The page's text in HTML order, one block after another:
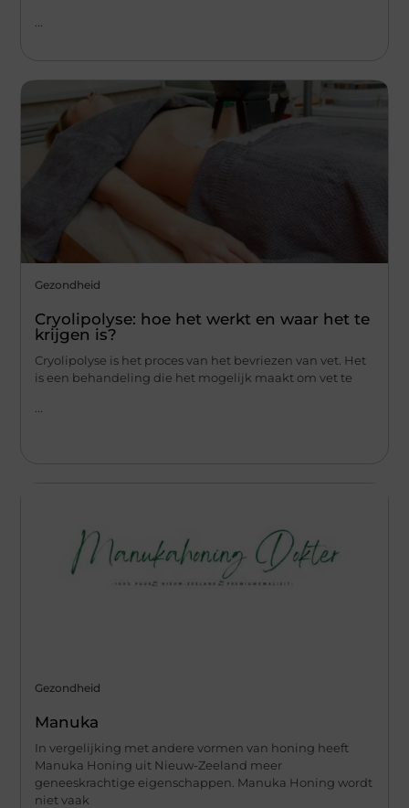
Gezondheid
Cryolipolyse: hoe het werkt en waar het te
krijgen is?
Cryolipolyse is het proces van het bevriezen van vet. Het
is een behandeling die het mogelijk maakt om vet te
Gezondheid
Manuka
In vergelijking met andere vormen van honing heeft
Manuka Honing uit Nieuw-Zeeland meer
geneeskrachtige eigenschappen. Manuka Honing wordt
niet vaak